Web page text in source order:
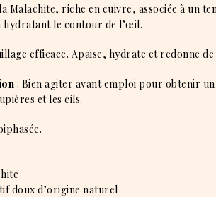
Malachite, riche en cuivre, associée à un
hydratant le contour de l’œil.
efficace. Apaise, hydrate et redonne
: Bien agiter avant emploi pour obtenir
et les cils.
doux d’origine naturel